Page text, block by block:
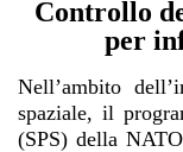
Controllo
per
Nell’ambito
spaziale, il
(SPS) della